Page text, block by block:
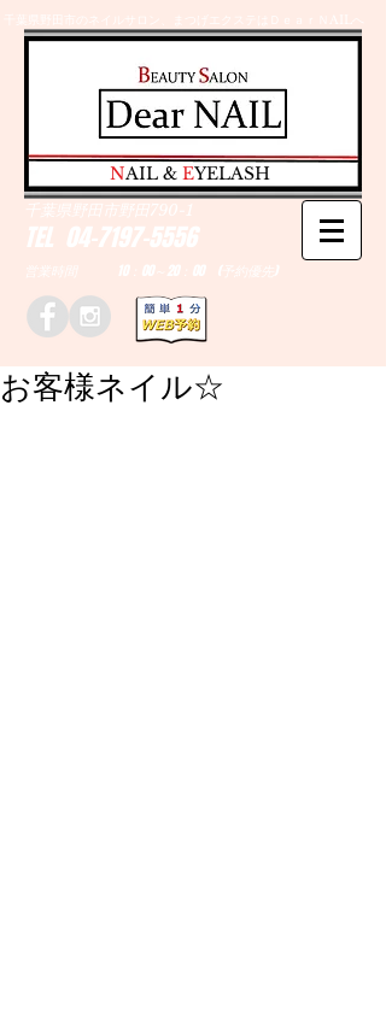
千葉県野田市のネイルサロン、まつげエクステはＤｅａｒＮAILへ
TEL 04-7197-5556
営業時間 10：00～20：00 (予約優先)
千葉県野田市野田790-1
​NAIL & EYELASH
お客様ネイル☆